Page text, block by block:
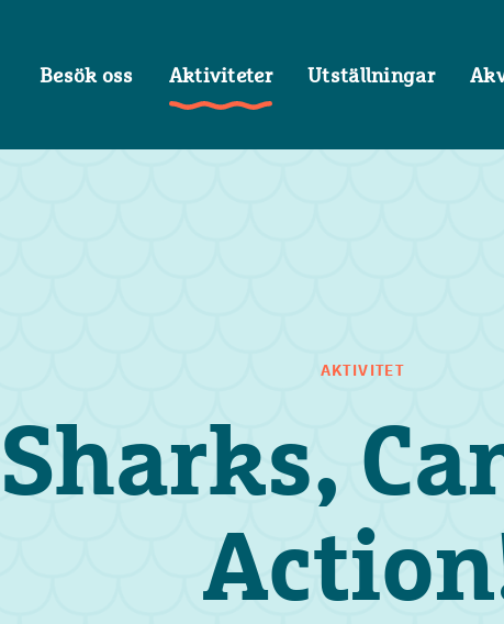
Besök oss Aktiviteter Utställningar
AKTIVITET
Sharks,